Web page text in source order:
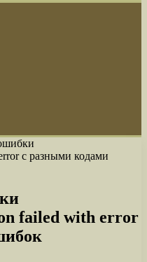
с разными кодами
failed with error